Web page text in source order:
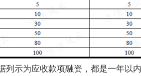
列示为应收款项融资，都是一年以内